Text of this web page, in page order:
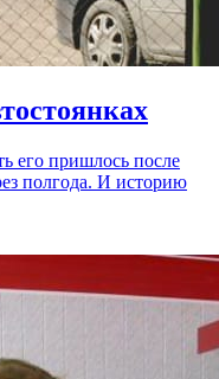
его пришлось после
полгода. И историю